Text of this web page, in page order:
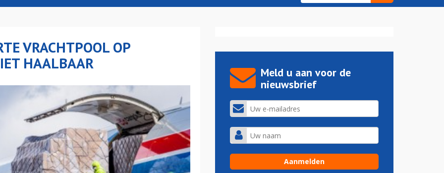
VRACHTPOOL OP
HAALBAAR
Meld u aan voor de
nieuwsbrief